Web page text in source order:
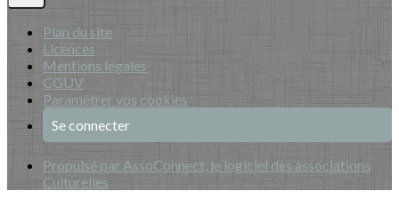
Plan du site
Licences
Mentions légales
CGUV
Paramétrer vos cookies
Se connecter
Propulsé par AssoConnect, le logiciel des associations
Culturelles